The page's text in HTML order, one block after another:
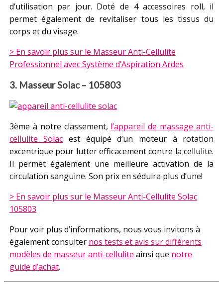
d’utilisation par jour. Doté de 4 accessoires roll, il
permet également de revitaliser tous les tissus du
corps et du visage.
> En savoir plus sur le Masseur Anti-Cellulite
Professionnel avec Système d’Aspiration Ardes
3. Masseur Solac – 105803
3ème à notre classement, l’appareil de massage anti-
cellulite Solac est équipé d’un moteur à rotation
excentrique pour lutter efficacement contre la cellulite.
Il permet également une meilleure activation de la
circulation sanguine. Son prix en séduira plus d’une!
> En savoir plus sur le Masseur Anti-Cellulite Solac
105803
Pour voir plus d’informations, nous vous invitons à
également consulter nos tests et avis sur différents
modèles de masseur anti-cellulite ainsi que notre
guide d’achat.